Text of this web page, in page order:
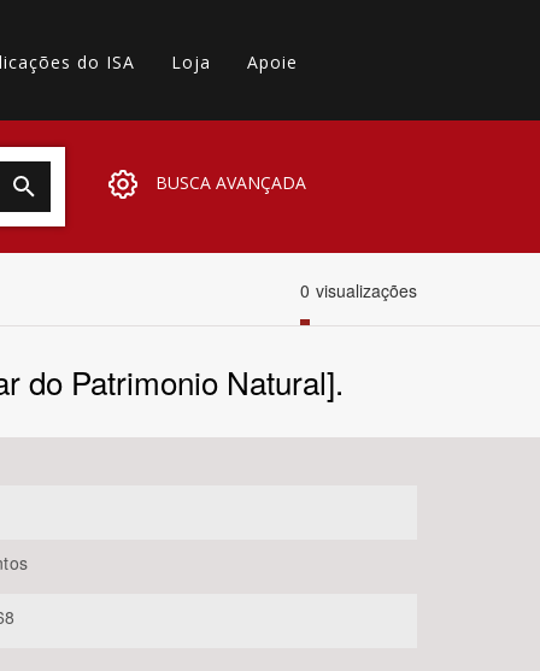
do ISA Loja Apoie
BUSCA AVANÇADA
0 visualizações
do Patrimonio Natural].